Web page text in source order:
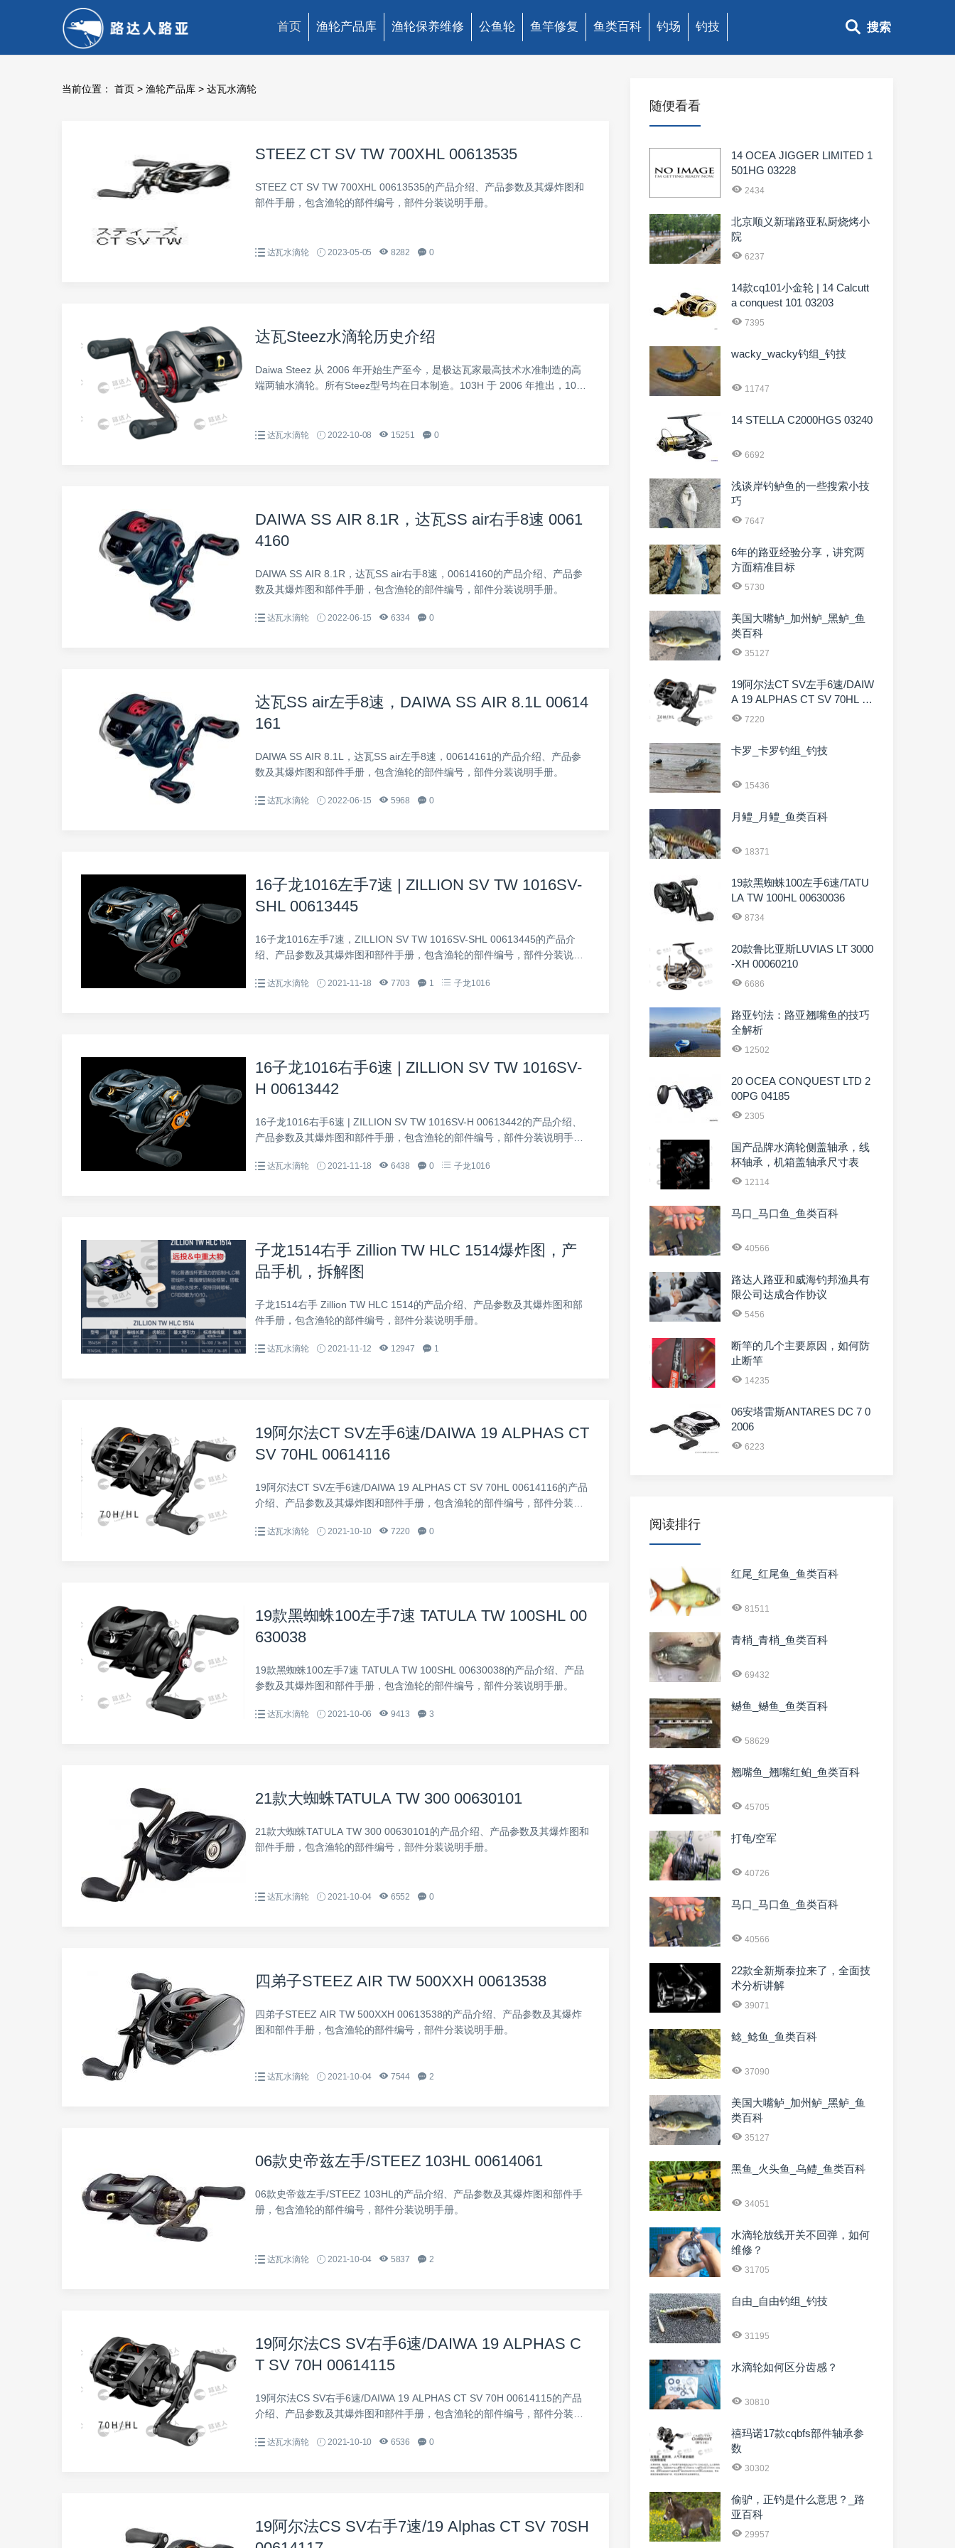
首页 渔轮产品库 渔轮保养维修 公鱼轮 鱼竿修复 鱼类百科 钓场 钓技 搜索
当前位置： 首页 > 渔轮产品库 > 达瓦水滴轮
STEEZ CT SV TW 700XHL 00613535
STEEZ CT SV TW 700XHL 00613535的产品介绍、产品参数及其爆炸图和
部件手册，包含渔轮的部件编号，部件分装说明手册。
达瓦水滴轮 2023-05-05 8282 0
达瓦Steez水滴轮历史介绍
Daiwa Steez 从 2006 年开始生产至今，是极达瓦家最高技术水准制造的高
端两轴水滴轮。所有Steez型号均在日本制造。103H 于 2006 年推出，100H
达瓦水滴轮 2022-10-08 15251 0
DAIWA SS AIR 8.1R，达瓦SS air右手8速 0061
4160
DAIWA SS AIR 8.1R，达瓦SS air右手8速，00614160的产品介绍、产品参
数及其爆炸图和部件手册，包含渔轮的部件编号，部件分装说明手册。
达瓦水滴轮 2022-06-15 6334 0
达瓦SS air左手8速，DAIWA SS AIR 8.1L 00614
161
DAIWA SS AIR 8.1L，达瓦SS air左手8速，00614161的产品介绍、产品参
数及其爆炸图和部件手册，包含渔轮的部件编号，部件分装说明手册。
达瓦水滴轮 2022-06-15 5968 0
16子龙1016左手7速 | ZILLION SV TW 1016SV-
SHL 00613445
16子龙1016左手7速，ZILLION SV TW 1016SV-SHL 00613445的产品介
绍、产品参数及其爆炸图和部件手册，包含渔轮的部件编号，部件分装说明
达瓦水滴轮 2021-11-18 7703 1 子龙1016
16子龙1016右手6速 | ZILLION SV TW 1016SV-
H 00613442
16子龙1016右手6速 | ZILLION SV TW 1016SV-H 00613442的产品介绍、
产品参数及其爆炸图和部件手册，包含渔轮的部件编号，部件分装说明手
达瓦水滴轮 2021-11-18 6438 0 子龙1016
子龙1514右手 Zillion TW HLC 1514爆炸图，产
品手机，拆解图
子龙1514右手 Zillion TW HLC 1514的产品介绍、产品参数及其爆炸图和部
件手册，包含渔轮的部件编号，部件分装说明手册。
达瓦水滴轮 2021-11-12 12947 1
19阿尔法CT SV左手6速/DAIWA 19 ALPHAS CT
SV 70HL 00614116
19阿尔法CT SV左手6速/DAIWA 19 ALPHAS CT SV 70HL 00614116的产品
介绍、产品参数及其爆炸图和部件手册，包含渔轮的部件编号，部件分装说
达瓦水滴轮 2021-10-10 7220 0
19款黑蜘蛛100左手7速 TATULA TW 100SHL 00
630038
19款黑蜘蛛100左手7速 TATULA TW 100SHL 00630038的产品介绍、产品
参数及其爆炸图和部件手册，包含渔轮的部件编号，部件分装说明手册。
达瓦水滴轮 2021-10-06 9413 3
21款大蜘蛛TATULA TW 300 00630101
21款大蜘蛛TATULA TW 300 00630101的产品介绍、产品参数及其爆炸图和
部件手册，包含渔轮的部件编号，部件分装说明手册。
达瓦水滴轮 2021-10-04 6552 0
四弟子STEEZ AIR TW 500XXH 00613538
四弟子STEEZ AIR TW 500XXH 00613538的产品介绍、产品参数及其爆炸
图和部件手册，包含渔轮的部件编号，部件分装说明手册。
达瓦水滴轮 2021-10-04 7544 2
06款史帝兹左手/STEEZ 103HL 00614061
06款史帝兹左手/STEEZ 103HL的产品介绍、产品参数及其爆炸图和部件手
册，包含渔轮的部件编号，部件分装说明手册。
达瓦水滴轮 2021-10-04 5837 2
19阿尔法CS SV右手6速/DAIWA 19 ALPHAS C
T SV 70H 00614115
19阿尔法CS SV右手6速/DAIWA 19 ALPHAS CT SV 70H 00614115的产品
介绍、产品参数及其爆炸图和部件手册，包含渔轮的部件编号，部件分装说
达瓦水滴轮 2021-10-10 6536 0
19阿尔法CS SV右手7速/19 Alphas CT SV 70SH
随便看看
14 OCEA JIGGER LIMITED 1
501HG 03228
2434
北京顺义新瑞路亚私厨烧烤小
院
6237
14款cq101小金轮 | 14 Calcutt
a conquest 101 03203
7395
wacky_wacky钓组_钓技
11747
14 STELLA C2000HGS 03240
6692
浅谈岸钓鲈鱼的一些搜索小技
巧
7647
6年的路亚经验分享，讲究两
方面精准目标
5730
美国大嘴鲈_加州鲈_黑鲈_鱼
类百科
35127
19阿尔法CT SV左手6速/DAIW
A 19 ALPHAS CT SV 70HL 00
614116
7220
卡罗_卡罗钓组_钓技
15436
月鳢_月鳢_鱼类百科
18371
19款黑蜘蛛100左手6速/TATU
LA TW 100HL 00630036
8734
20款鲁比亚斯LUVIAS LT 3000
-XH 00060210
6686
路亚钓法：路亚翘嘴鱼的技巧
全解析
12502
20 OCEA CONQUEST LTD 2
00PG 04185
2305
国产品牌水滴轮侧盖轴承，线
杯轴承，机箱盖轴承尺寸表
12114
马口_马口鱼_鱼类百科
40566
路达人路亚和威海钓邦渔具有
限公司达成合作协议
5456
断竿的几个主要原因，如何防
止断竿
14235
06安塔雷斯ANTARES DC 7 0
2006
6223
阅读排行
红尾_红尾鱼_鱼类百科
81511
青梢_青梢_鱼类百科
69432
鳡鱼_鳡鱼_鱼类百科
58629
翘嘴鱼_翘嘴红鲌_鱼类百科
45705
打龟/空军
40726
马口_马口鱼_鱼类百科
40566
22款全新斯泰拉来了，全面技
术分析讲解
39071
鲶_鲶鱼_鱼类百科
37090
美国大嘴鲈_加州鲈_黑鲈_鱼
类百科
35127
黑鱼_火头鱼_乌鳢_鱼类百科
34051
水滴轮放线开关不回弹，如何
维修？
31705
自由_自由钓组_钓技
31195
水滴轮如何区分齿感？
30810
禧玛诺17款cqbfs部件轴承参
数
30302
偷驴，正钓是什么意思？_路
亚百科
29957